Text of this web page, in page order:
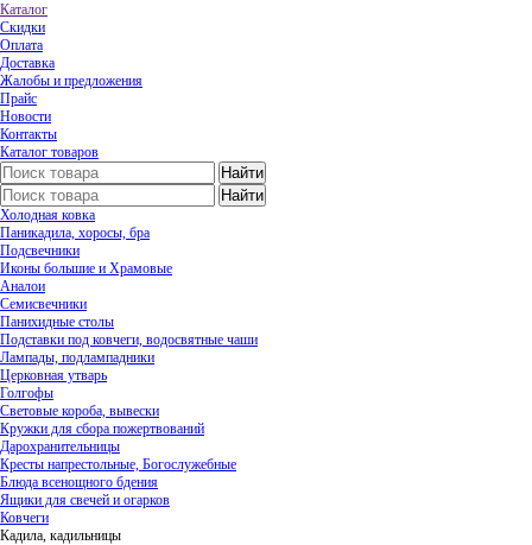
Каталог
Скидки
Оплата
Доставка
Жалобы и предложения
Прайс
Новости
Контакты
Каталог товаров
Холодная ковка
Паникадила, хоросы, бра
Подсвечники
Иконы большие и Храмовые
Аналои
Семисвечники
Панихидные столы
Подставки под ковчеги, водосвятные чаши
Лампады, подлампадники
Церковная утварь
Голгофы
Световые короба, вывески
Кружки для сбора пожертвований
Дарохранительницы
Кресты напрестольные, Богослужебные
Блюда всенощного бдения
Ящики для свечей и огарков
Ковчеги
Кадила, кадильницы